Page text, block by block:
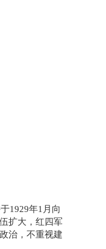
1929年1月向
扩大，红四军
治，不重视建